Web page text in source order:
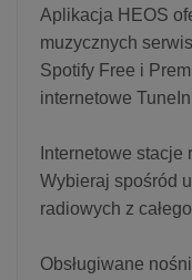
Aplikacja HEOS
muzycznych
Spotify Free i
internetowe
Internetowe stacje
Wybieraj spośród
radiowych z
Obsługiwane